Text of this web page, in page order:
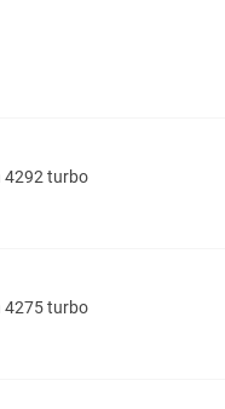
4292 turbo
4275 turbo